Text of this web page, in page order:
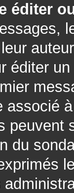
éditer
éditer
peuvent
du